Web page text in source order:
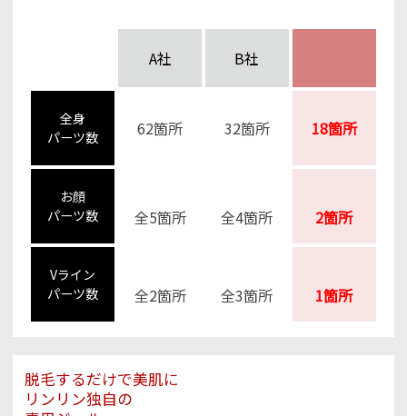
A社 B社
全身
パーツ数
62箇所 32箇所 18箇所
お顔
パーツ数
全5箇所 全4箇所 2箇所
Vライン
パーツ数
全2箇所 全3箇所 1箇所
脱毛するだけで美肌に
リンリン独自の